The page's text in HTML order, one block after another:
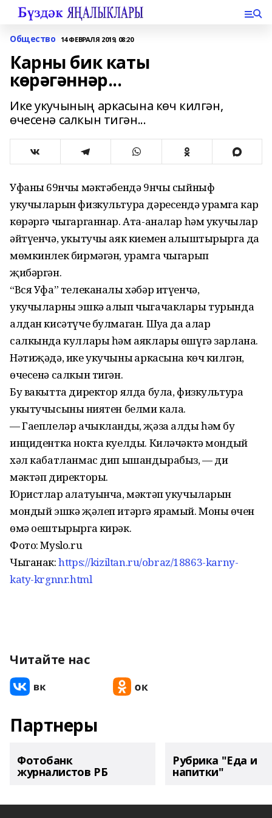
Общество 14 ФЕВРАЛЯ 2019, 08:20
Карны бик каты
көрәгәннәр...
Ике укучының аркасына көч килгән,
өчесенә салкын тигән...
Уфаның 69нчы мәктәбендә 9нчы сыйныф
укучыларын физкультура дәресендә урамга кар
көрәргә чыгарганнар. Ата-аналар һәм укучылар
әйтүенчә, укытучы аяк киемен алыштырырга да
мөмкинлек бирмәгән, урамга чыгарып
җибәргән.
“Вся Уфа” телеканалы хәбәр итүенчә,
укучыларны эшкә алып чыгачаклары турында
алдан кисәтүче булмаган. Шуңа да алар
салкында куллары һәм аяклары өшүгә зарлана.
Нәтиҗәдә, ике укучының аркасына көч килгән,
өчесенә салкын тигән.
Бу вакытта директор ялда була, физкультура
укытучысының ниятен белми кала.
— Гаеплеләр ачыкланды, җәза алды һәм бу
инцидентка нокта куелды. Киләчәктә мондый
хәл кабатланмас дип ышандырабыз, — ди
мәктәп директоры.
Юристлар аңлатуынча, мәктәп укучыларын
мондый эшкә җәлеп итәргә ярамый. Моның өчен
өмә оештырырга кирәк.
Фото: Myslo.ru
Чыганак:https://kiziltan.ru/obraz/18863-karny-
katy-krgnnr.html
Читайте нас
Партнеры
Фотобанк
журналистов РБ
Рубрика "Еда и
напитки"